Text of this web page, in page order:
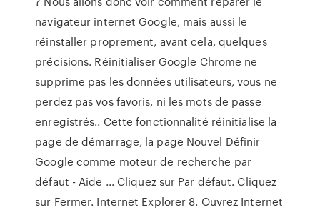
navigateur internet Google, mais aussi le
réinstaller proprement, avant cela, quelques
précisions. Réinitialiser Google Chrome ne
supprime pas les données utilisateurs, vous ne
perdez pas vos favoris, ni les mots de passe
enregistrés.. Cette fonctionnalité réinitialise la
page de démarrage, la page Nouvel Définir
Google comme moteur de recherche par
défaut - Aide ... Cliquez sur Par défaut. Cliquez
sur Fermer. Internet Explorer 8. Ouvrez Internet